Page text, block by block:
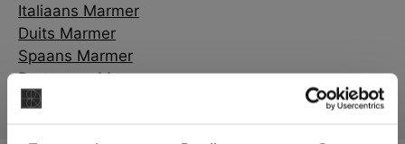
Italiaans Marmer
Duits Marmer
Spaans Marmer
Portugese Marmer
Terrazzo Stone / Granito Marmer